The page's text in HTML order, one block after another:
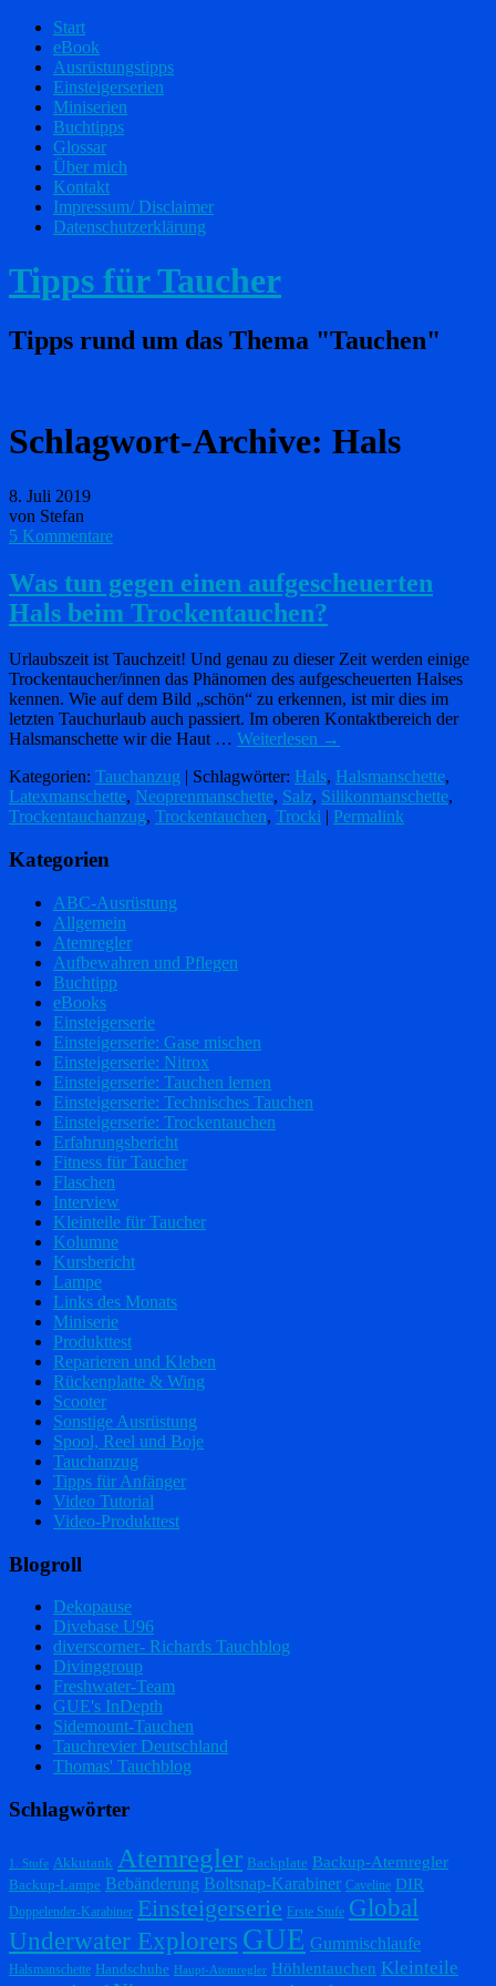
Start
eBook
Ausrüstungstipps
Einsteigerserien
Miniserien
Buchtipps
Glossar
Über mich
Kontakt
Impressum/ Disclaimer
Datenschutzerklärung
Tipps für Taucher
Tipps rund um das Thema "Tauchen"
Schlagwort-Archive: Hals
8. Juli 2019
von Stefan
5 Kommentare
Was tun gegen einen aufgescheuerten
Hals beim Trockentauchen?
Urlaubszeit ist Tauchzeit! Und genau zu dieser Zeit werden einige
Trockentaucher/innen das Phänomen des aufgescheuerten Halses
kennen. Wie auf dem Bild „schön“ zu erkennen, ist mir dies im
letzten Tauchurlaub auch passiert. Im oberen Kontaktbereich der
Halsmanschette wir die Haut … Weiterlesen →
Kategorien: Tauchanzug | Schlagwörter: Hals, Halsmanschette,
Latexmanschette, Neoprenmanschette, Salz, Silikonmanschette,
Trockentauchanzug, Trockentauchen, Trocki Permalink
Kategorien
ABC-Ausrüstung
Allgemein
Atemregler
Aufbewahren und Pflegen
Buchtipp
eBooks
Einsteigerserie
Einsteigerserie: Gase mischen
Einsteigerserie: Nitrox
Einsteigerserie: Tauchen lernen
Einsteigerserie: Technisches Tauchen
Einsteigerserie: Trockentauchen
Erfahrungsbericht
Fitness für Taucher
Flaschen
Interview
Kleinteile für Taucher
Kolumne
Kursbericht
Lampe
Links des Monats
Miniserie
Produkttest
Reparieren und Kleben
Rückenplatte & Wing
Scooter
Sonstige Ausrüstung
Spool, Reel und Boje
Tauchanzug
Tipps für Anfänger
Video Tutorial
Video-Produkttest
Blogroll
Dekopause
Divebase U96
diverscorner- Richards Tauchblog
Divinggroup
Freshwater-Team
GUE's InDepth
Sidemount-Tauchen
Tauchrevier Deutschland
Thomas' Tauchblog
Schlagwörter
1. Stufe Akkutank Atemregler Backplate Backup-Atemregler
Backup-Lampe Bebänderung Boltsnap-Karabiner Caveline DIR
Doppelender-Karabiner Einsteigerserie Erste Stufe Global
Underwater Explorers GUE Gummischlaufe
Halsmanschette Handschuhe Haupt-Atemregler Höhlentauchen Kleinteile